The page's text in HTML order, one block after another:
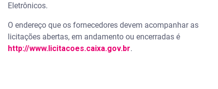
Eletrônicos.
O endereço que os fornecedores devem acompanhar as
licitações abertas, em andamento ou encerradas é
http://www.licitacoes.caixa.gov.br.